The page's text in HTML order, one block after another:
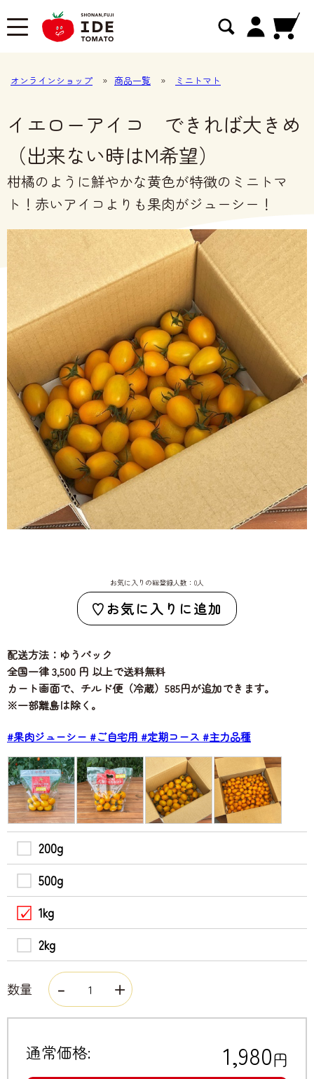
オンラインショップ » 商品一覧 » ミニトマト
イエローアイコ できれば大きめ
（出来ない時はM希望）
柑橘のように鮮やかな黄色が特徴のミニトマ
ト！赤いアイコよりも果肉がジューシー！
お気に入りの総登録人数：0人
お気に入りに追加
配送方法：ゆうパック
全国一律 3,500 円 以上で送料無料
カート画面で、チルド便（冷蔵）585円が追加できます。
※一部離島は除く。
#果肉ジューシー #ご自宅用 #定期コース #主力品種
200g
500g
1kg
2kg
数量
通常価格: 1,980円